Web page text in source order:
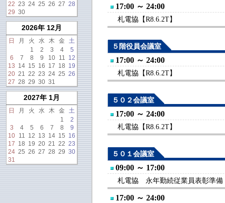
17:00 ～ 24:00
札電協【R8.6.2T】
５階役員会議室
17:00 ～ 24:00
札電協【R8.6.2T】
５０２会議室
17:00 ～ 24:00
札電協【R8.6.2T】
５０１会議室
09:00 ～ 17:00
札電協 永年勤続従業員表彰準備
17:00 ～ 24:00
22 23 24 25 26 27 28
29 30
2026年 12月
日 月 火 水 木 金
土
1
2 3 4
5
6
7 8 9 10 11 12
13 14 15 16 17 18 19
20 21 22 23 24 25 26
27 28 29 30 31
2027年 1月
日 月 火 水 木 金
土
1
2
3
4 5 6 7 8
9
10 11 12 13 14 15 16
17 18 19 20 21 22 23
24 25 26 27 28 29 30
31